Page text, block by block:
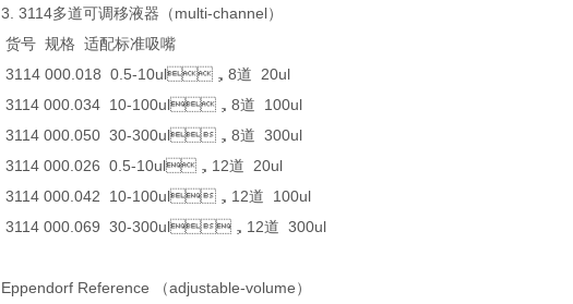
3. 3114多道可调移液器（multi-channel）
货号 规格 适配标准吸嘴
3114 000.018 0.5-10ul，8道 20ul
3114 000.034 10-100ul，8道 100ul
3114 000.050 30-300ul，8道 300ul
3114 000.026 0.5-10ul，12道 20ul
3114 000.042 10-100ul，12道 100ul
3114 000.069 30-300ul，12道 300ul
Eppendorf Reference （adjustable-volume）